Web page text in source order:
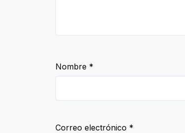
Nombre *
Correo electrónico *